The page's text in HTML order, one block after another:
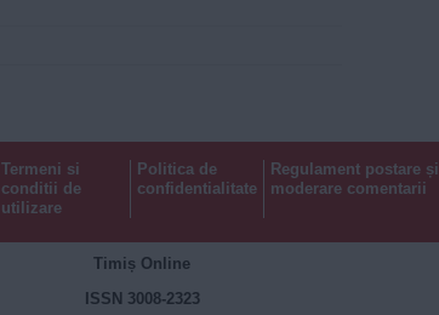
Termeni si
conditii de
utilizare
Politica de
confidentialitate
Regulament postare și
moderare comentarii
Timiș Online
ISSN 3008-2323